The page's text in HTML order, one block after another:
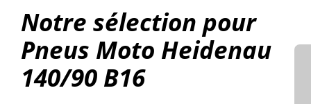
Notre sélection pour
Pneus Moto Heidenau
140/90 B16